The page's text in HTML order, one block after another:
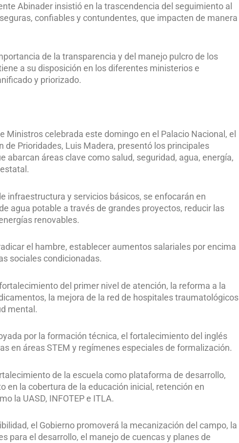
Abinader insistió en la trascendencia del seguimiento al
confiables y contundentes, que impacten de manera
de la transparencia y del manejo pulcro de los
a su disposición en los diferentes ministerios e
y priorizado.
Ministros celebrada este domingo en el Palacio Nacional, el
Prioridades, Luis Madera, presentó los principales
abarcan áreas clave como salud, seguridad, agua, energía,
infraestructura y servicios básicos, se enfocarán en
agua potable a través de grandes proyectos, reducir las
renovables.
el hambre, establecer aumentos salariales por encima
sociales condicionadas.
del primer nivel de atención, la reforma a la
la mejora de la red de hospitales traumatológicos
mental.
por la formación técnica, el fortalecimiento del inglés
en áreas STEM y regímenes especiales de formalización.
de la escuela como plataforma de desarrollo,
en la cobertura de la educación inicial, retención en
la UASD, INFOTEP e ITLA.
el Gobierno promoverá la mecanización del campo, la
para el desarrollo, el manejo de cuencas y planes de